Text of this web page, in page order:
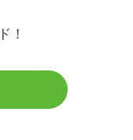
！